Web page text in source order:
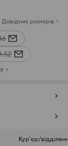
Довідник розмірів
52
Кур'єр/